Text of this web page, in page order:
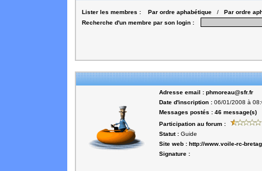
Lister les membres : Par ordre aphabétique / Par ordre
Recherche d'un membre par son login :
Adresse email : phmoreau@sfr.fr
Date d'inscription : 06/01/2008 à
Messages postés : 46 message(s)
Participation au forum :
Statut : Guide
Site web : http://www.voile-rc-
Signature :